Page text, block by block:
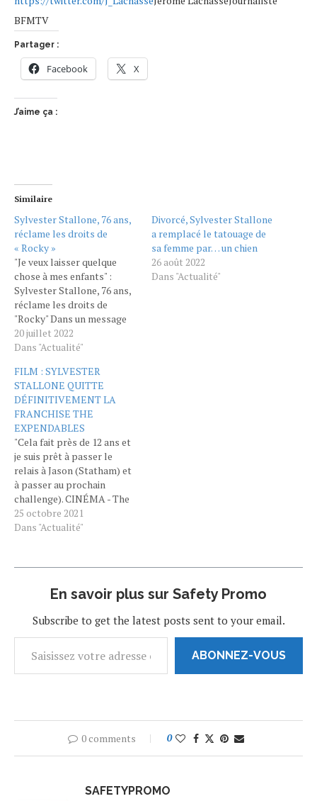
BFMTV
Partager :
Facebook X
J’aime ça :
Similaire
Sylvester Stallone, 76 ans,
réclame les droits de
« Rocky »
"Je veux laisser quelque
chose à mes enfants" :
Sylvester Stallone, 76 ans,
réclame les droits de
"Rocky" Dans un message
posté sur Instagram,
Sylvester Stallone s’en
producteur de la saga
"Rocky". L’acteur explique
qu’on l’a privé des droits du
personnage qu’il a créé
au…
20 juillet 2022
Dans "Actualité"
Divorcé, Sylvester Stallone
a remplacé le tatouage de
sa femme par… un chien
26 août 2022
Dans "Actualité"
FILM : SYLVESTER
STALLONE QUITTE
DÉFINITIVEMENT LA
FRANCHISE THE
EXPENDABLES
"Cela fait près de 12 ans et
je suis prêt à passer le
relais à Jason (Statham) et
à passer au prochain
challenge). CINÉMA - The
Expendables et Sylvester
Stallone, c’est fini. L’acteur
Instagram qu’il quittait la
25 octobre 2021
Dans "Actualité"
En savoir plus sur Safety Promo
Subscribe to get the latest posts sent to your email.
ABONNEZ-VOUS
0 comments 0
SAFETYPROMO